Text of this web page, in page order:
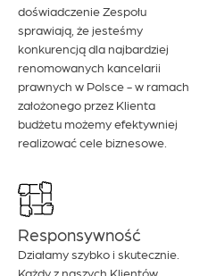
doświadczenie Zespołu
sprawiają, że jesteśmy
konkurencją dla najbardziej
renomowanych kancelarii
prawnych w Polsce - w ramach
założonego przez Klienta
budżetu możemy efektywniej
realizować cele biznesowe.
Responsywność
Działamy szybko i skutecznie.
Każdy z naszych Klientów